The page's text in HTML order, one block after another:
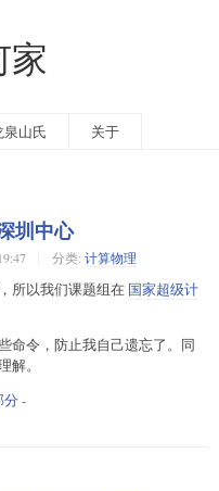
家
泉山氏 关于
圳中心
分类: 计算物理
所以我们课题组在 国家超级计
命令，防止我自己遗忘了。同
。
分 -